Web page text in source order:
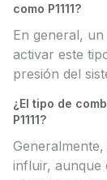
como P1111?
En general,
activar este
presión del
¿El tipo de
P1111?
influir, aunque